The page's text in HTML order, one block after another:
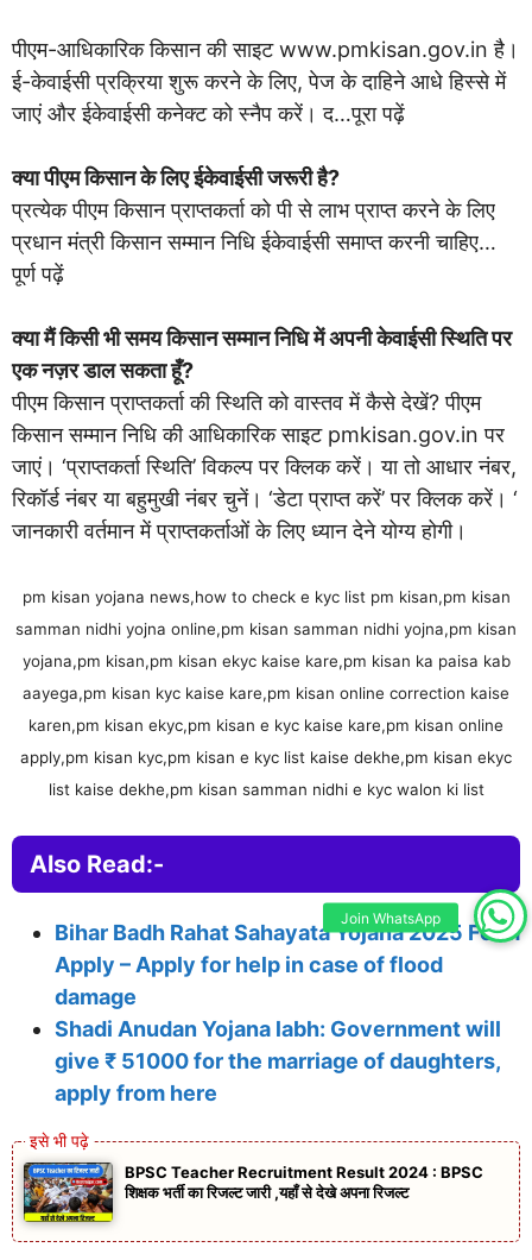
पीएम-आधिकारिक किसान की साइट www.pmkisan.gov.in है।
ई-केवाईसी प्रक्रिया शुरू करने के लिए, पेज के दाहिने आधे हिस्से में
जाएं और ईकेवाईसी कनेक्ट को स्नैप करें। द…पूरा पढ़ें
क्या पीएम किसान के लिए ईकेवाईसी जरूरी है?
प्रत्येक पीएम किसान प्राप्तकर्ता को पी से लाभ प्राप्त करने के लिए
प्रधान मंत्री किसान सम्मान निधि ईकेवाईसी समाप्त करनी चाहिए…
पूर्ण पढ़ें
क्या मैं किसी भी समय किसान सम्मान निधि में अपनी केवाईसी स्थिति पर
एक नज़र डाल सकता हूँ?
पीएम किसान प्राप्तकर्ता की स्थिति को वास्तव में कैसे देखें? पीएम
किसान सम्मान निधि की आधिकारिक साइट pmkisan.gov.in पर
जाएं। ‘प्राप्तकर्ता स्थिति’ विकल्प पर क्लिक करें। या तो आधार नंबर,
रिकॉर्ड नंबर या बहुमुखी नंबर चुनें। ‘डेटा प्राप्त करें’ पर क्लिक करें। ‘
जानकारी वर्तमान में प्राप्तकर्ताओं के लिए ध्यान देने योग्य होगी।
pm kisan yojana news,how to check e kyc list pm kisan,pm kisan
samman nidhi yojna online,pm kisan samman nidhi yojna,pm kisan
yojana,pm kisan,pm kisan ekyc kaise kare,pm kisan ka paisa kab
aayega,pm kisan kyc kaise kare,pm kisan online correction kaise
karen,pm kisan ekyc,pm kisan e kyc kaise kare,pm kisan online
apply,pm kisan kyc,pm kisan e kyc list kaise dekhe,pm kisan ekyc
list kaise dekhe,pm kisan samman nidhi e kyc walon ki list
Also Read:-
Bihar Badh Rahat Sahayata Yojana 2025 Form
Apply – Apply for help in case of flood
damage
Shadi Anudan Yojana labh: Government will
give ₹ 51000 for the marriage of daughters,
apply from here
BPSC Teacher Recruitment Result 2024 : BPSC
शिक्षक भर्ती का रिजल्ट जारी ,यहाँ से देखे अपना रिजल्ट
Join WhatsApp